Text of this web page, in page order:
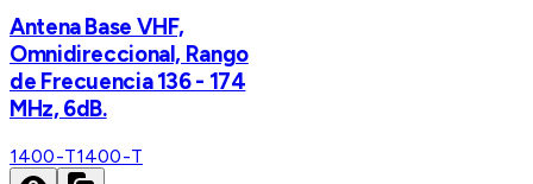
Antena Base VHF,
Omnidireccional, Rango
de Frecuencia 136 - 174
MHz, 6dB.
1400-T1400-T